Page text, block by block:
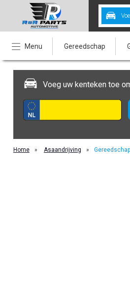
Menu Gereedschap
Voeg uw kenteken toe
Home » Asaandrijving » Gereedschap